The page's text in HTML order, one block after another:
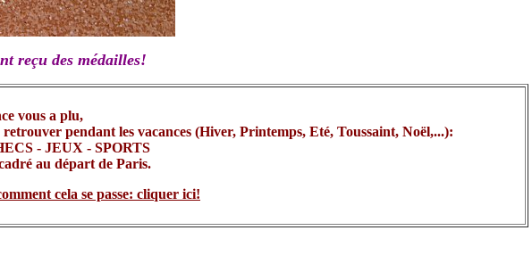
reçu des médailles!
vous a plu,
retrouver pendant les vacances (Hiver, Printemps, Eté, Toussaint, Noël,...):
- JEUX - SPORTS
au départ de Paris.
cela se passe: cliquer ici!